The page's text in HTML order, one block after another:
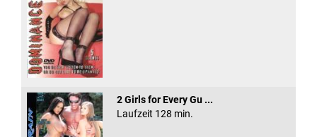
2 Girls for Every Gu ...
Laufzeit 128 min.